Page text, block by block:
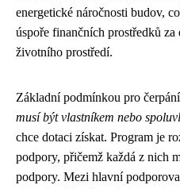
energetické náročnosti budov,
úspoře finančních prostředků za
životního prostředí.
Základní podmínkou pro
musí být vlastníkem nebo
chce dotaci získat. Program je
podpory, přičemž každá z nich
podpory. Mezi hlavní